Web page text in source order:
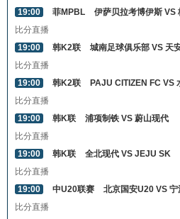
19:00
菲MPBL
伊萨贝拉考博伊斯 VS
比分直播
19:00
韩K2联
城南足球俱乐部 VS 天
比分直播
19:00
韩K2联
PAJU CITIZEN FC VS
比分直播
19:00
韩K联
浦项制铁 VS 蔚山现代
比分直播
19:00
韩K联
全北现代 VS JEJU SK
比分直播
19:00
中U20联赛
北京国安U20 VS
比分直播